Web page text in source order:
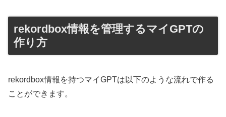
rekordbox情報を管理するマイGPTの
作り方
rekordbox情報を持つマイGPTは以下のような流れで作る
ことができます。